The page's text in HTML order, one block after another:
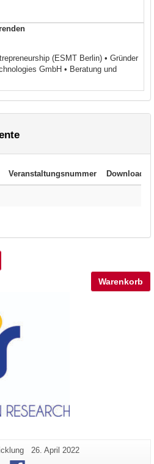
(ESMT Berlin) • Gründer
GmbH • Beratung und
Veranstaltungsnummer Download
Warenkorb
Zusätzliche
Letzte
26. April 2022